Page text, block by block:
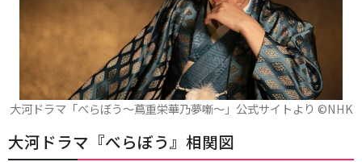
大河ドラマ「べらぼう～蔦重栄華乃夢噺～」公式サイトより ©️NHK
大河ドラマ『べらぼう』相関図